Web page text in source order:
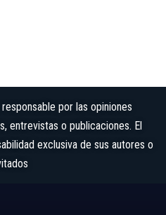
por las opiniones
entrevistas o publicaciones. El
exclusiva de sus autores o